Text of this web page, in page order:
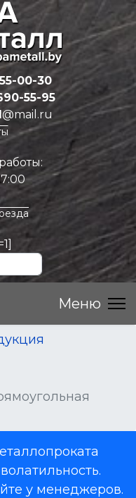
00-30
55-95
@mail.ru
у менеджеров.